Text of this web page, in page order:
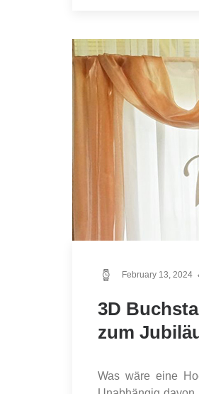
February 13, 2024
3D
zum
Was wäre eine